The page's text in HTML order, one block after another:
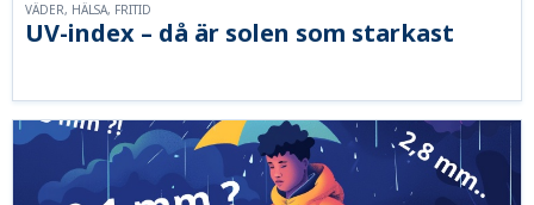
UV-index – då är solen som starkast
VÄDER, HÄLSA, FRITID